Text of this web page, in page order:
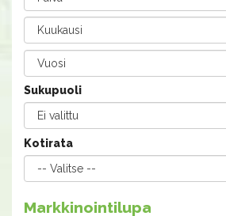
Sukupuoli
Kotirata
Markkinointilupa